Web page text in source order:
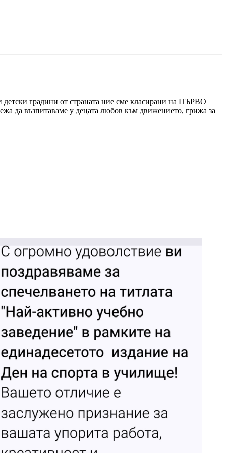
детски градини от страната ние сме класирани на ПЪРВО
да възпитаваме у децата любов към движението, грижа за